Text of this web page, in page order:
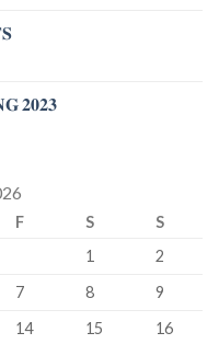
𝟐𝟎𝟐𝟑
F S
S
1
2
7 8
9
14 15
16